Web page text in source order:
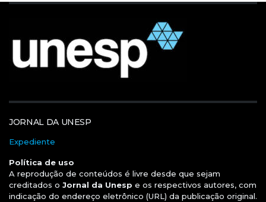
JORNAL DA UNESP
Expediente
Política de uso
A reprodução de conteúdos é livre desde que sejam
creditados o Jornal da Unesp e os respectivos autores, com
indicação do endereço eletrônico (URL) da publicação original.